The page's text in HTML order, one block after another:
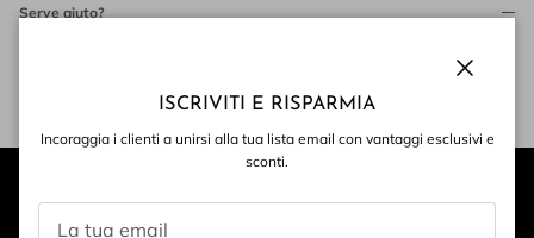
Serve aiuto?
ISCRIVITI E RISPARMIA
Incoraggia i clienti a unirsi alla tua lista email con vantaggi esclusivi e
sconti.